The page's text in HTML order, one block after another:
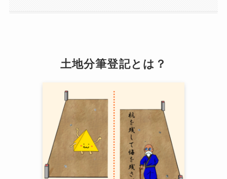
土地分筆登記とは？